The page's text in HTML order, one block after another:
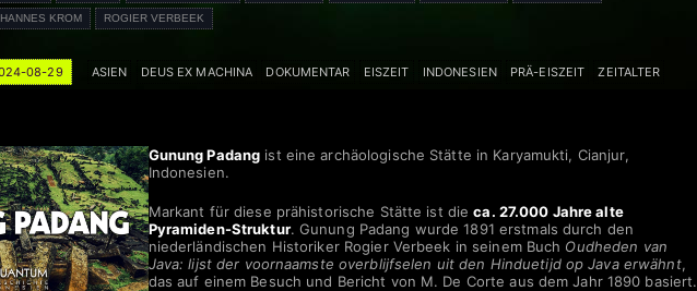
KROM ROGIER VERBEEK
08-29 ASIEN DEUS EX MACHINA DOKUMENTAR EISZEIT INDONESIEN PRÄ-EISZEIT ZEITALTER
Gunung Padang ist eine archäologische Stätte in Karyamukti, Cianjur,
Indonesien.
Markant für diese prähistorische Stätte ist dieca. 27.000 Jahre alte
Pyramiden-Struktur. Gunung Padang wurde 1891 erstmals durch den
niederländischen Historiker Rogier Verbeek in seinem Buch Oudheden van
Java: lijst der voornaamste overblijfselen uit den Hinduetijd op Java erwähnt,
das auf einem Besuch und Bericht von M. De Corte aus dem Jahr 1890 basiert.